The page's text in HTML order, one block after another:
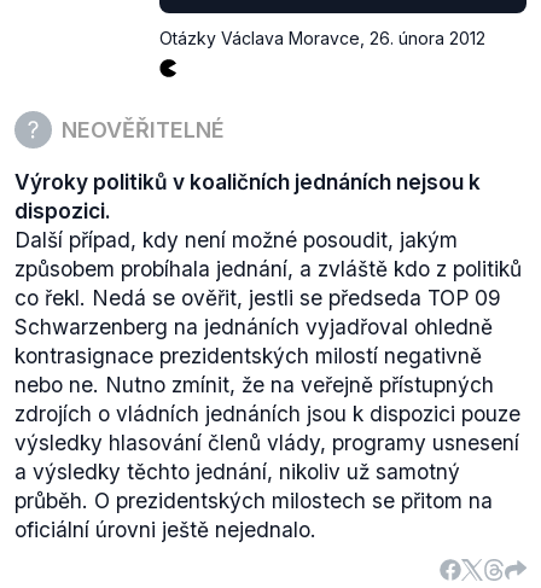
Otázky Václava Moravce 26. února 2012
NEOVĚŘITELNÉ
Výroky politiků v koaličních jednáních nejsou k
dispozici.
Další případ, kdy není možné posoudit, jakým
způsobem probíhala jednání, a zvláště kdo z politiků
co řekl. Nedá se ověřit, jestli se předseda TOP 09
Schwarzenberg na jednáních vyjadřoval ohledně
kontrasignace prezidentských milostí negativně
nebo ne. Nutno zmínit, že na veřejně přístupných
zdrojích o vládních jednáních jsou k dispozici pouze
výsledky hlasování členů vlády, programy usnesení
a výsledky těchto jednání, nikoliv už samotný
průběh. O prezidentských milostech se přitom na
oficiální úrovni ještě nejednalo.